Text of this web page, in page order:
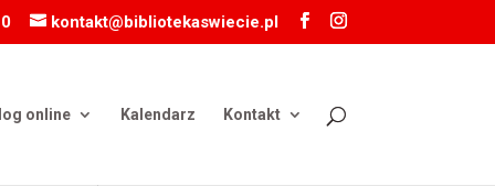
kontakt@bibliotekaswiecie.pl
online Kalendarz Kontakt